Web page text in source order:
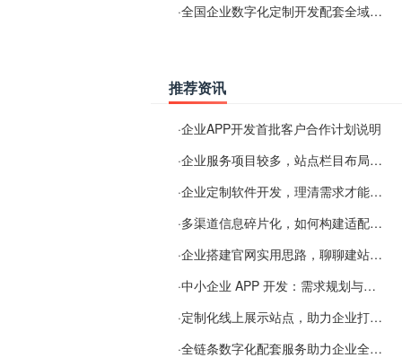
·全国企业数字化定制开发配套全域搜索优化服务
推荐资讯
·企业APP开发首批客户合作计划说明
·企业服务项目较多，站点栏目布局规划参考思路
·企业定制软件开发，理清需求才能提升数字化落地效率
·多渠道信息碎片化，如何构建适配 AI 检索的品牌信息源
·企业搭建官网实用思路，聊聊建站容易忽视的问题
·中小企业 APP 开发：需求规划与项目落地避坑经验分享
·定制化线上展示站点，助力企业打通线上经营渠道
·全链条数字化配套服务助力企业全域线上经营